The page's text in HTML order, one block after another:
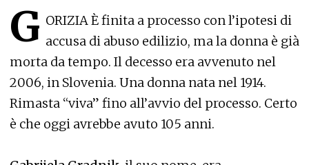
G ORIZIA È finita a processo con l’ipotesi di
accusa di abuso edilizio, ma la donna è già
morta da tempo. Il decesso era avvenuto nel
2006, in Slovenia. Una donna nata nel 1914.
Rimasta “viva” fino all’avvio del processo. Certo
è che oggi avrebbe avuto 105 anni.